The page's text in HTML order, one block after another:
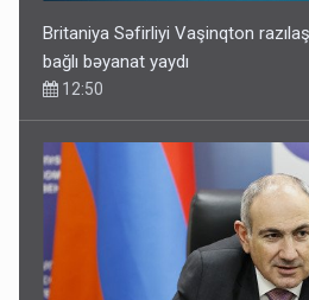
Britaniya Səfirliyi Vaşinqton
bağlı bəyanat yaydı
12:50